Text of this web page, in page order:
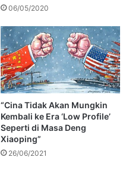
06/05/2020
“Cina Tidak Akan Mungkin
Kembali ke Era ‘Low Profile’
Seperti di Masa Deng
Xiaoping”
26/06/2021